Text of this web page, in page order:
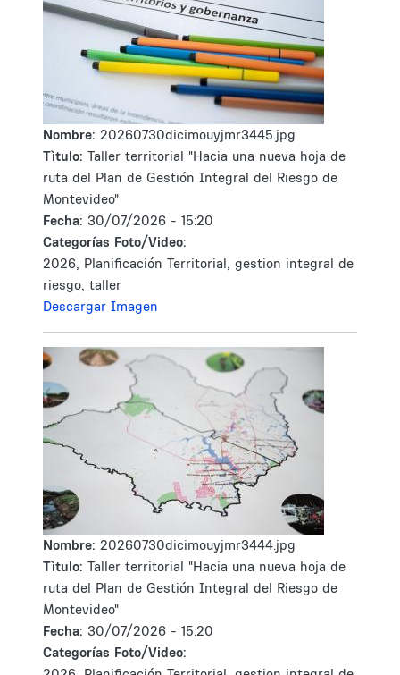
Nombre: 20260730dicimouyjmr3445.jpg
Tìtulo: Taller territorial "Hacia una nueva hoja de
ruta del Plan de Gestión Integral del Riesgo de
Montevideo"
Fecha: 30/07/2026 - 15:20
Categorías Foto/Video:
2026, Planificación Territorial, gestion integral de
riesgo, taller
Descargar Imagen
Nombre: 20260730dicimouyjmr3444.jpg
Tìtulo: Taller territorial "Hacia una nueva hoja de
ruta del Plan de Gestión Integral del Riesgo de
Montevideo"
Fecha: 30/07/2026 - 15:20
Categorías Foto/Video: